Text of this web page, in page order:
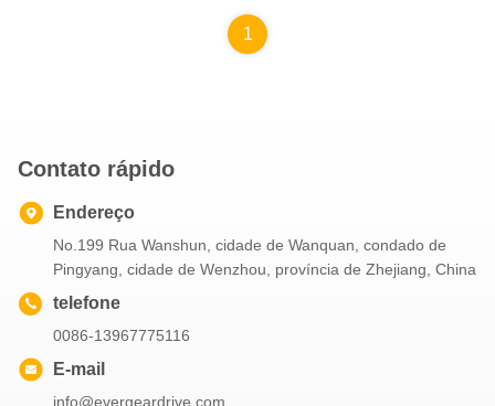
1
Contato rápido
Endereço
No.199 Rua Wanshun, cidade de Wanquan, condado de
Pingyang, cidade de Wenzhou, província de Zhejiang, China
telefone
0086-13967775116
E-mail
info@evergeardrive.com